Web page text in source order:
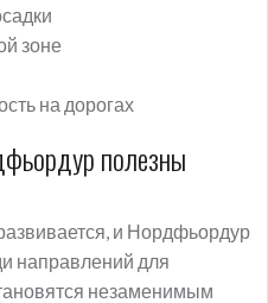
зоне
на дорогах
полезны
и Нордфьордур
направлений для
незаменимым